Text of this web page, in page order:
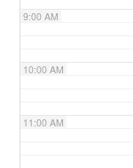
9:00 AM
10:00 AM
11:00 AM